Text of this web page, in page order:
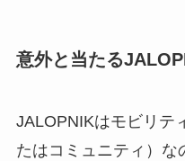
意外と当たる
JALOPNIKはモビリテ
たはコミュニティ）な